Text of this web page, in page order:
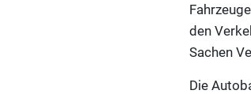
den
Sachen
Die